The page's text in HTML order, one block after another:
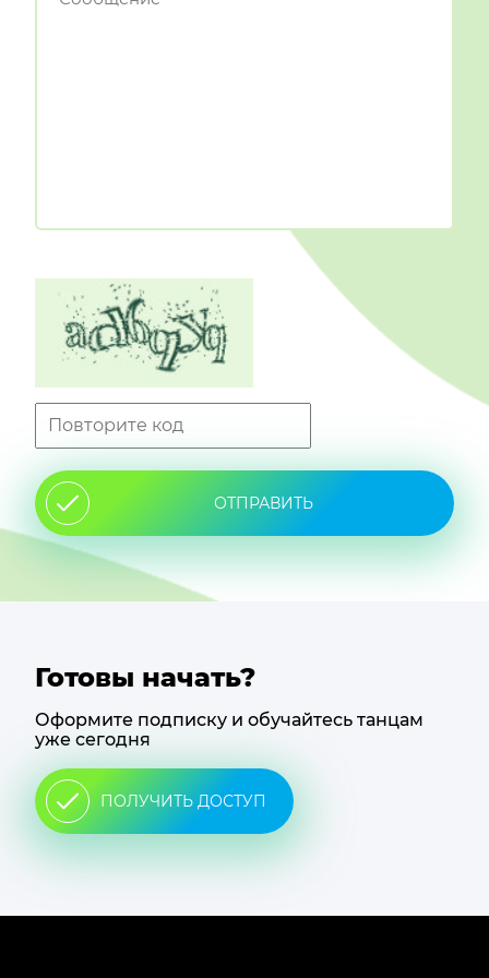
ОТПРАВИТЬ
Готовы начать?
Оформите подписку и обучайтесь танцам
уже сегодня
ПОЛУЧИТЬ ДОСТУП